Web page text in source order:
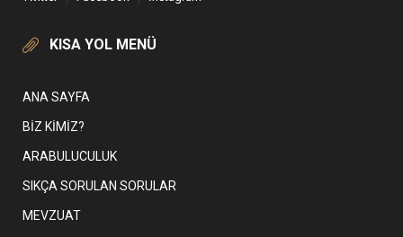
KISA YOL MENÜ
ANA SAYFA
BIZ KIMIZ?
ARABULUCULUK
SIKÇA SORULAN SORULAR
MEVZUAT